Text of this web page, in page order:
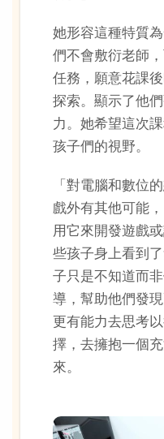
她形容這種特質
們不會敷衍老師
任務，願意花課
探索。顯示了他
力。她希望這次
孩子們的視野。
「對電腦和數位
戲外有其他可能
用它來開發遊戲
些孩子身上看到
子只是不知道而
導，幫助他們發
更有能力去思考
擇，去擁抱一個
來。